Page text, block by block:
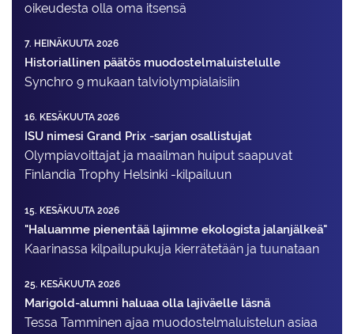
oikeudesta olla oma itsensä
7. HEINÄKUUTA 2026
Historiallinen päätös muodostelmaluistelulle
Synchro 9 mukaan talviolympialaisiin
16. KESÄKUUTA 2026
ISU nimesi Grand Prix -sarjan osallistujat
Olympiavoittajat ja maailman huiput saapuvat
Finlandia Trophy Helsinki -kilpailuun
15. KESÄKUUTA 2026
"Haluamme pienentää lajimme ekologista jalanjälkeä"
Kaarinassa kilpailupukuja kierrätetään ja tuunataan
25. KESÄKUUTA 2026
Marigold-alumni haluaa olla lajiväelle läsnä
Tessa Tamminen ajaa muodostelma­luistelun asiaa